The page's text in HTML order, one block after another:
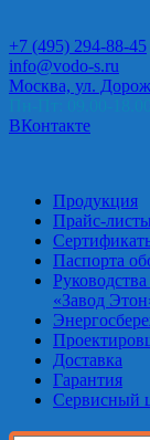
+7 (495) 294-88-45
info@vodo-s.ru
Москва, ул.
ВКонтакте
Продукция
Прайс-
Паспорта
«Завод
Доставка
Гарантия
Сервисный